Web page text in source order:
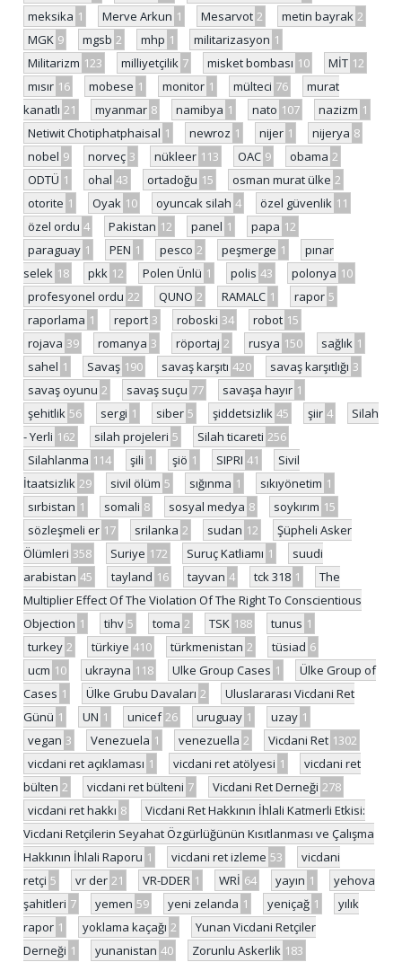
meksika 1 Merve Arkun 1 Mesarvot 2 metin bayrak 2
MGK 9 mgsb 2 mhp 1 militarizasyon 1
Militarizm 123 milliyetçilik 7 misket bombası 10 MİT 12
mısır 16 mobese 1 monitor 1 mülteci 76
murat
kanatlı 21 myanmar 8 namibya 1 nato 107 nazizm 1
Netiwit Chotiphatphaisal 1 newroz 1 nijer 1 nijerya 8
nobel 9 norveç 3 nükleer 113 OAC 9 obama 2
ODTÜ 1 ohal 43 ortadoğu 15 osman murat ülke 2
otorite 1 Oyak 10 oyuncak silah 4 özel güvenlik 11
özel ordu 4 Pakistan 12 panel 1 papa 12
paraguay 1 PEN 1 pesco 2 peşmerge 1
pınar
selek 18 pkk 12 Polen Ünlü 1 polis 43 polonya 10
profesyonel ordu 22 QUNO 2 RAMALC 1 rapor 5
raporlama 1 report 3 roboski 34 robot 15
rojava 39 romanya 3 röportaj 2 rusya 150 sağlık 1
sahel 1 Savaş 190 savaş karşıtı 420 savaş karşıtlığı 3
savaş oyunu 2 savaş suçu 77 savaşa hayır 1
şehitlik 56 sergi 1 siber 5 şiddetsizlik 45 şiir 4
Silah
- Yerli 162 silah projeleri 5 Silah ticareti 256
Silahlanma 114 şili 1 şiö 1 SIPRI 41
Sivil
İtaatsizlik 29 sivil ölüm 5 sığınma 1 sıkıyönetim 1
sırbistan 1 somali 8 sosyal medya 8 soykırım 15
sözleşmeli er 17 srilanka 2 sudan 12
Şüpheli Asker
Ölümleri 358 Suriye 172 Suruç Katliamı 1
suudi
arabistan 45 tayland 16 tayvan 4 tck 318 1
The
Multiplier Effect Of The Violation Of The Right To Conscientious
Objection 1 tihv 5 toma 2 TSK 188 tunus 1
turkey 2 türkiye 410 türkmenistan 2 tüsiad 6
ucm 10 ukrayna 118 Ulke Group Cases 1
Ülke Group of
Cases 1 Ülke Grubu Davaları 2
Uluslararası Vicdani Ret
Günü 1 UN 1 unicef 26 uruguay 1 uzay 1
vegan 3 Venezuela 1 venezuella 2 Vicdani Ret 1302
vicdani ret açıklaması 1 vicdani ret atölyesi 1
vicdani ret
bülten 2 vicdani ret bülteni 7 Vicdani Ret Derneği 278
vicdani ret hakkı 8
Vicdani Ret Hakkının İhlali Katmerli Etkisi:
Vicdani Retçilerin Seyahat Özgürlüğünün Kısıtlanması ve Çalışma
Hakkının İhlali Raporu 1 vicdani ret izleme 53
vicdani
retçi 5 vr der 21 VR-DDER 1 WRİ 64 yayın 1
yehova
şahitleri 7 yemen 59 yeni zelanda 1 yeniçağ 1
yılık
rapor 1 yoklama kaçağı 2
Yunan Vicdani Retçiler
Derneği 1 yunanistan 40 Zorunlu Askerlik 183